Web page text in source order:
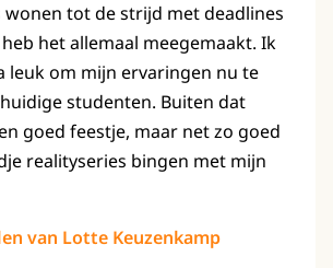
wonen tot de strijd met deadlines
het allemaal meegemaakt. Ik
leuk om mijn ervaringen nu te
studenten. Buiten dat
goed feestje, maar net zo goed
realityseries bingen met mijn
van Lotte Keuzenkamp